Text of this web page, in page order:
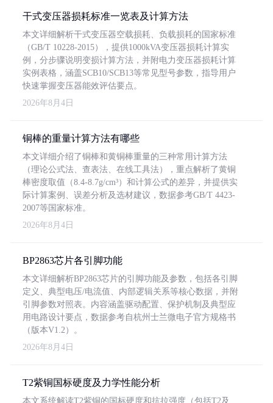
干式变压器损耗标准一览表及计算方法
本文详细解析干式变压器空载损耗、负载损耗的国家标准
（GB/T 10228-2015），提供1000kVA变压器损耗计算实
例，分步骤说明变损计算方法，并附电力变压器损耗计算
实例表格，涵盖SCB10/SCB13等常见型号参数，指导用户
快速掌握变压器能效评估要点。
2026年8月4日
铜棒的重量计算方法有哪些
本文详细介绍了铜棒和黄铜棒重量的三种常用计算方法
（理论公式法、查表法、在线工具法），重点解析了黄铜
棒密度取值（8.4-8.7g/cm³）和计算公式的差异，并提供实
际计算案例、误差分析及选材建议，数据参考GB/T 4423-
2007等国家标准。
2026年8月4日
BP2863芯片各引脚功能
本文详细解析BP2863芯片的引脚功能及参数，包括各引脚
定义、典型电压/电流值、内部逻辑关系等核心数据，并附
引脚参数对照表。内容涵盖驱动配置、保护机制及典型应
用电路设计要点，数据参考自杭州士兰微电子官方规格书
（版本V1.2）。
2026年8月4日
T2紫铜国标硬度及力学性能分析
本文系统解读T2紫铜的国标硬度和抗拉强度（包括T2及